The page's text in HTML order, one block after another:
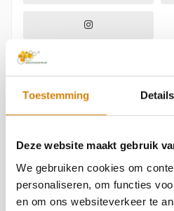
Toestemming Details
Deze website maakt gebruik
We gebruiken cookies om
personaliseren, om functies
en om ons websiteverkeer te
actief betrokken bij de
bijen, hommels en
Vanuit zijn rol binnen de